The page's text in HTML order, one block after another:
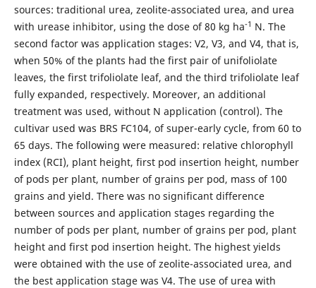
sources: traditional urea, zeolite-associated urea, and urea
with urease inhibitor, using the dose of 80 kg ha-1 N. The
second factor was application stages: V2, V3, and V4, that is,
when 50% of the plants had the first pair of unifoliolate
leaves, the first trifoliolate leaf, and the third trifoliolate leaf
fully expanded, respectively. Moreover, an additional
treatment was used, without N application (control). The
cultivar used was BRS FC104, of super-early cycle, from 60 to
65 days. The following were measured: relative chlorophyll
index (RCI), plant height, first pod insertion height, number
of pods per plant, number of grains per pod, mass of 100
grains and yield. There was no significant difference
between sources and application stages regarding the
number of pods per plant, number of grains per pod, plant
height and first pod insertion height. The highest yields
were obtained with the use of zeolite-associated urea, and
the best application stage was V4. The use of urea with